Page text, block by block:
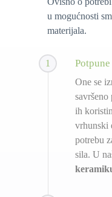
u mogućnosti
materijala.
1
One se
savršeno
ih
vrhunski
potrebu
sila. U